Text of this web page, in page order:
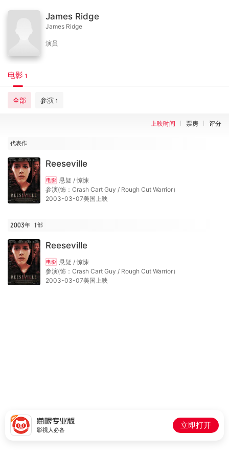
James Ridge
James Ridge
演员
电影 1
全部 参演 1
上映时间 票房 评分
代表作
Reeseville
电影 悬疑 / 惊悚
参演(饰：Crash Cart Guy / Rough Cut Warrior）
2003-03-07美国上映
2003年 1部
Reeseville
电影 悬疑 / 惊悚
参演(饰：Crash Cart Guy / Rough Cut Warrior）
2003-03-07美国上映
影视人必备
立即打开